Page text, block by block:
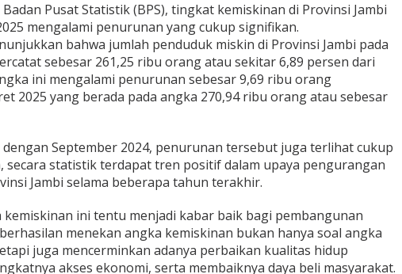
Pusat Statistik (BPS), tingkat kemiskinan di Provinsi Jambi
mengalami penurunan yang cukup signifikan.
bahwa jumlah penduduk miskin di Provinsi Jambi pada
sebesar 261,25 ribu orang atau sekitar 6,89 persen dari
ini mengalami penurunan sebesar 9,69 ribu orang
2025 yang berada pada angka 270,94 ribu orang atau sebesar
dengan September 2024, penurunan tersebut juga terlihat cukup
secara statistik terdapat tren positif dalam upaya pengurangan
Jambi selama beberapa tahun terakhir.
kemiskinan ini tentu menjadi kabar baik bagi pembangunan
menekan angka kemiskinan bukan hanya soal angka
juga mencerminkan adanya perbaikan kualitas hidup
akses ekonomi, serta membaiknya daya beli masyarakat.